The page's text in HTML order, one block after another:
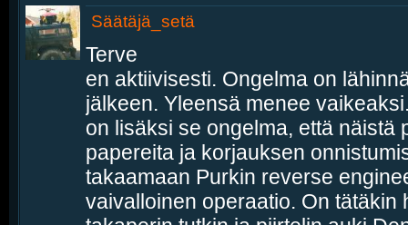
Säätäjä_setä
Terve
en aktiivisesti. Ongelma on
jälkeen. Yleensä menee
on lisäksi se ongelma, että näistä
papereita ja korjauksen
takaamaan Purkin reverse
vaivalloinen operaatio. On tätäkin